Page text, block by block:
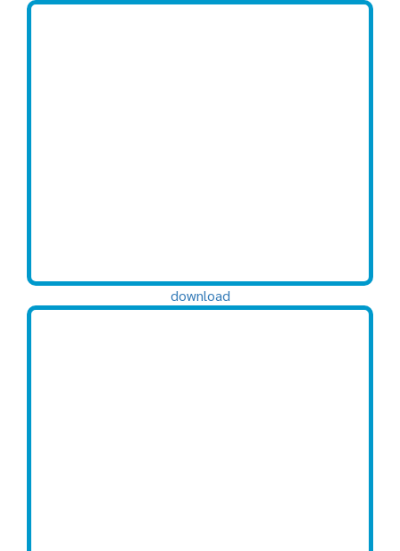
download